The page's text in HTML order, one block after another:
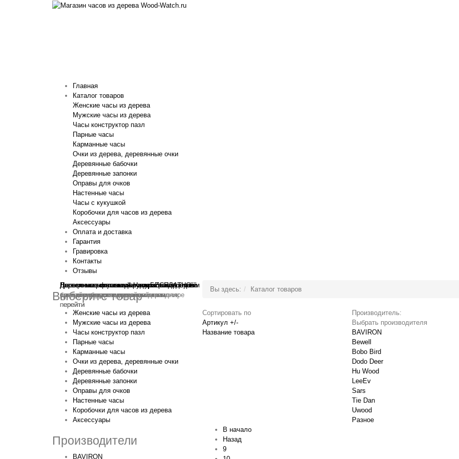
Главная
Каталог товаров
Женские часы из дерева
Мужские часы из дерева
Часы конструктор пазл
Парные часы
Карманные часы
Очки из дерева, деревянные очки
Деревянные бабочки
Деревянные запонки
Оправы для очков
Настенные часы
Часы с кукушкой
Коробочки для часов из дерева
Аксессуары
Оплата и доставка
Гарантия
Гравировка
Контакты
Отзывы
Гравировка на часахобычнаяБЕСПЛАТНО
сделай подарок индивидуальным
перейти
Деревянные флешкии ручкис гравировкой
сделаем подарок эксклюзивным
перейти
Настенные резныечасыНатуральное дерево
ручная работа в единичном экземпляре
перейти
Парные часыотличный подарок влюблённым
на годовщину или семейный праздник
перейти
Деревянные оправыдля очковбез диоптрий
будь стильным всегда и везде
перейти
Выберите товар
Женские часы из дерева
Мужские часы из дерева
Часы конструктор пазл
Парные часы
Карманные часы
Очки из дерева, деревянные очки
Деревянные бабочки
Деревянные запонки
Оправы для очков
Настенные часы
Коробочки для часов из дерева
Аксессуары
Производители
BAVIRON
Вы здесь: Каталог товаров
Сортировать по
Артикул +/-
Название товара
Производитель:
Выбрать производителя
BAVIRON
Bewell
Bobo Bird
Dodo Deer
Hu Wood
LeeEv
Sars
Tie Dan
Uwood
Разное
В начало
Назад
9